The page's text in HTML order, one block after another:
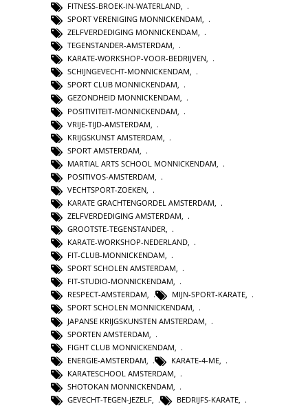
FITNESS-BROEK-IN-WATERLAND,
SPORT VERENIGING MONNICKENDAM,
ZELFVERDEDIGING MONNICKENDAM,
TEGENSTANDER-AMSTERDAM,
KARATE-WORKSHOP-VOOR-BEDRIJVEN,
SCHIJNGEVECHT-MONNICKENDAM,
SPORT CLUB MONNICKENDAM,
GEZONDHEID MONNICKENDAM,
POSITIVITEIT-MONNICKENDAM
VRIJE-TIJD-AMSTERDAM
KRIJGSKUNST AMSTERDAM
SPORT AMSTERDAM
MARTIAL ARTS SCHOOL MONNICKENDAM
POSITIVOS-AMSTERDAM
VECHTSPORT-ZOEKEN
KARATE GRACHTENGORDEL AMSTERDAM
ZELFVERDEDIGING AMSTERDAM,
GROOTSTE-TEGENSTANDER,
KARATE-WORKSHOP-NEDERLAND,
FIT-CLUB-MONNICKENDAM,
SPORT SCHOLEN AMSTERDAM,
FIT-STUDIO-MONNICKENDAM,
RESPECT-AMSTERDAM, MIJN-SPORT-KARATE,
SPORT SCHOLEN MONNICKENDAM,
JAPANSE KRIJGSKUNSTEN AMSTERDAM
SPORTEN AMSTERDAM
FIGHT CLUB MONNICKENDAM
ENERGIE-AMSTERDAM
KARATE-4-ME
KARATESCHOOL AMSTERDAM
SHOTOKAN MONNICKENDAM
GEVECHT-TEGEN-JEZELF
BEDRIJFS-KARATE